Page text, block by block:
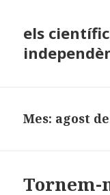
els
Mes: agost de
Tornem-